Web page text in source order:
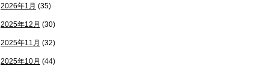
2026年1月 (35)
2025年12月 (30)
2025年11月 (32)
2025年10月 (44)